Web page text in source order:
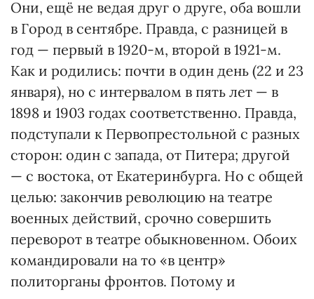
Они, ещё не ведая друг о друге, оба вошли
в Город в сентябре. Правда, с разницей в
год — первый в 1920-м, второй в 1921-м.
Как и родились: почти в один день (22 и 23
января), но с интервалом в пять лет — в
1898 и 1903 годах соответственно. Правда,
подступали к Первопрестольной с разных
сторон: один с запада, от Питера; другой
— с востока, от Екатеринбурга. Но с общей
целью: закончив революцию на театре
военных действий, срочно совершить
переворот в театре обыкновенном. Обоих
командировали на то «в центр»
политорганы фронтов. Потому и